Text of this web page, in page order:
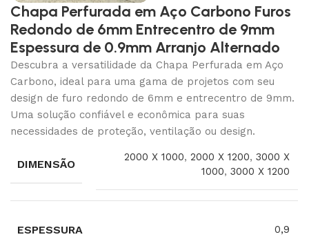
Chapa Perfurada em Aço Carbono Furos
Redondo de 6mm Entrecentro de 9mm
Espessura de 0.9mm Arranjo Alternado
Descubra a versatilidade da Chapa Perfurada em Aço
Carbono, ideal para uma gama de projetos com seu
design de furo redondo de 6mm e entrecentro de 9mm.
Uma solução confiável e econômica para suas
necessidades de proteção, ventilação ou design.
DIMENSÃO
2000 X 1000,2000 X 1200,3000 X
1000,3000 X 1200
ESPESSURA 0,9